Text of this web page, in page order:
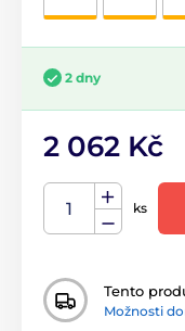
2 dny
2 062 Kč
ks
Tento
Možnosti